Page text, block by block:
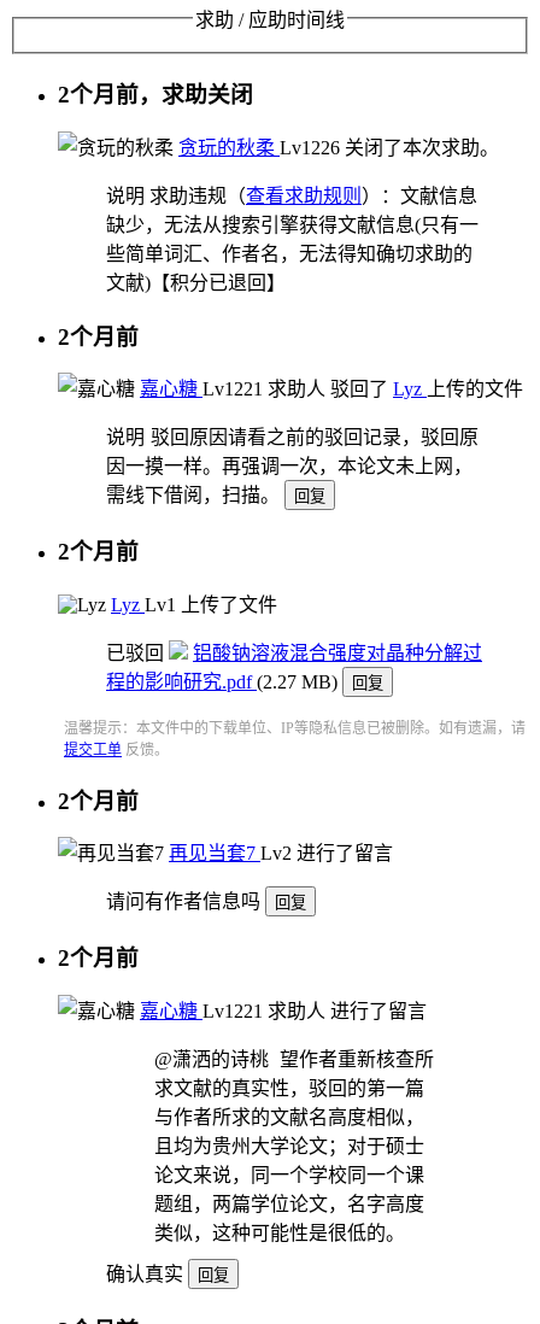
求助 / 应助时间线
2个月前，求助关闭
贪玩的秋柔 Lv1226 关闭了本次求助。
说明 求助违规（查看求助规则 ）：文献信息
缺少，无法从搜索引擎获得文献信息(只有一
些简单词汇、作者名，无法得知确切求助的
文献)【积分已退回】
2个月前
嘉心糖 Lv1221 求助人 驳回了 Lyz 上传的文件
说明 驳回原因请看之前的驳回记录，驳回原
因一摸一样。再强调一次，本论文未上网，
需线下借阅，扫描。
回复
2个月前
Lyz Lv1 上传了文件
已驳回
铝酸钠溶液混合强度对晶种分解过
程的影响研究.pdf(2.27 MB) 回复
温馨提示：本文件中的下载单位、IP等隐私信息已被删除。如有遗漏，请
提交工单 反馈。
2个月前
再见当套7 Lv2 进行了留言
请问有作者信息吗 回复
2个月前
嘉心糖 Lv1221 求助人 进行了留言
@潇洒的诗桃 望作者重新核查所
求文献的真实性，驳回的第一篇
与作者所求的文献名高度相似，
且均为贵州大学论文；对于硕士
论文来说，同一个学校同一个课
题组，两篇学位论文，名字高度
类似，这种可能性是很低的。
确认真实
回复